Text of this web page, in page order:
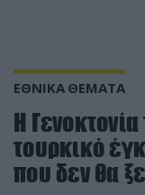
ΕΘΝΙΚΑ ΘΕΜΑΤΑ
Η
τουρκικό
που δεν θα